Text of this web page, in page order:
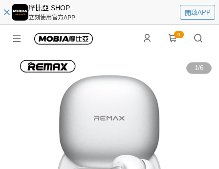
摩比亞 SHOP
立刻使用官方APP
開啟APP
0
1/6